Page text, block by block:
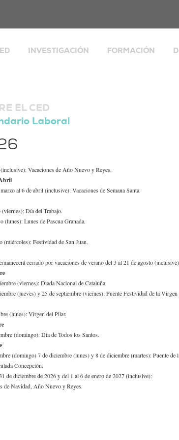
de trabajo
de transparencia
in Research
Abierta
corporativa
y localización
INVESTIGACIÓN
Globalización,
migraciones y espacio
Salud y envejecimiento
FORMACIÓN
EL CED
Laboral
Vacaciones de Año Nuevo y Reyes.
al 6 de abril (inclusive): Vacaciones de Semana Santa.
(viernes): Día del Trabajo.
(lunes): Lunes de Pascua Granada.
(miércoles): Festividad de San Juan.
cerrado por vacaciones de verano del 3 al 21 de agosto
(viernes): Diada Nacional de Cataluña.
(jueves) y 25 de septiembre (viernes): Puente Festividad de la
(lunes): Virgen del Pilar.
(domingo): Día de Todos los Santos.
(domingo) 7 de diciembre (lunes) y 8 de diciembre (martes): Puente de
Concepción.
de diciembre de 2026 y del 1 al 6 de enero de 2027 (inclusive):
de Navidad, Año Nuevo y Reyes.